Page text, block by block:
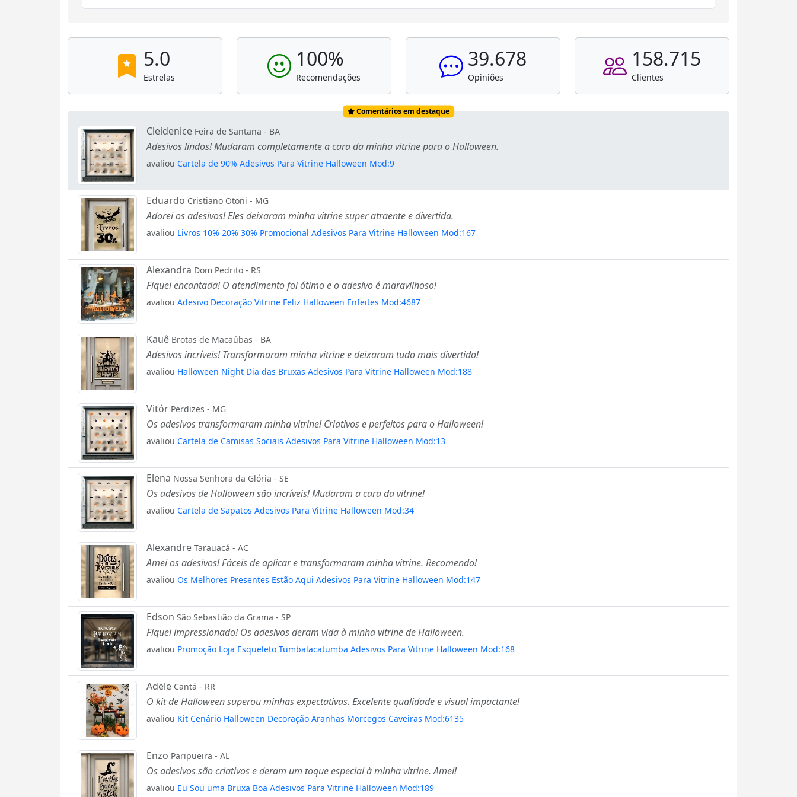
5.0
Estrelas
100%
Recomendações
39.678
Opiniões
158.715
Clientes
Comentários em destaque
Cleidenice Feira de Santana - BA
Adesivos lindos! Mudaram completamente a cara da minha vitrine para o Halloween.
avaliou Cartela de 90% Adesivos Para Vitrine Halloween Mod:9
Eduardo Cristiano Otoni - MG
Adorei os adesivos! Eles deixaram minha vitrine super atraente e divertida.
avaliou Livros 10% 20% 30% Promocional Adesivos Para Vitrine Halloween Mod:167
Alexandra Dom Pedrito - RS
Fiquei encantada! O atendimento foi ótimo e o adesivo é maravilhoso!
avaliou Adesivo Decoração Vitrine Feliz Halloween Enfeites Mod:4687
Kauê Brotas de Macaúbas - BA
Adesivos incríveis! Transformaram minha vitrine e deixaram tudo mais divertido!
avaliou Halloween Night Dia das Bruxas Adesivos Para Vitrine Halloween Mod:188
Vitór Perdizes - MG
Os adesivos transformaram minha vitrine! Criativos e perfeitos para o Halloween!
avaliou Cartela de Camisas Sociais Adesivos Para Vitrine Halloween Mod:13
Elena Nossa Senhora da Glória - SE
Os adesivos de Halloween são incríveis! Mudaram a cara da vitrine!
avaliou Cartela de Sapatos Adesivos Para Vitrine Halloween Mod:34
Alexandre Tarauacá - AC
Amei os adesivos! Fáceis de aplicar e transformaram minha vitrine. Recomendo!
avaliou Os Melhores Presentes Estão Aqui Adesivos Para Vitrine Halloween Mod:147
Edson São Sebastião da Grama - SP
Fiquei impressionado! Os adesivos deram vida à minha vitrine de Halloween.
avaliou Promoção Loja Esqueleto Tumbalacatumba Adesivos Para Vitrine Halloween Mod:168
Adele Cantá - RR
O kit de Halloween superou minhas expectativas. Excelente qualidade e visual impactante!
avaliou Kit Cenário Halloween Decoração Aranhas Morcegos Caveiras Mod:6135
Enzo Paripueira - AL
Os adesivos são criativos e deram um toque especial à minha vitrine. Amei!
avaliou Eu Sou uma Bruxa Boa Adesivos Para Vitrine Halloween Mod:189